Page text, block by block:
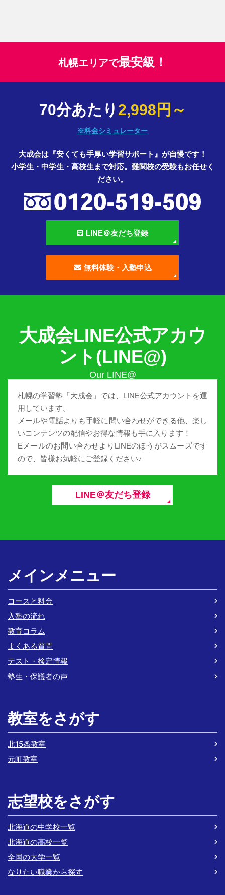
札幌エリアで最安級！
70分あたり 2,998円～
※料金シミュレーター
大成会は『安くても手厚い学習サポート』が自慢です！
小学生・中学生・高校生まで対応。難関校の受験もお任せく
ださい。
LINE＠友だち登録
無料体験・入塾申込
大成会LINE公式アカウ
ント(LINE@)
札幌の学習塾「大成会」では、LINE公式アカウントを運
用しています。
メールや電話よりも手軽に問い合わせができる他、楽し
いコンテンツの配信やお得な情報も手に入ります！
Eメールのお問い合わせよりLINEのほうがスムーズです
ので、皆様お気軽にご登録ください♪
LINE＠友だち登録
メインメニュー
コースと料金
入塾の流れ
教育コラム
よくある質問
テスト・検定情報
塾生・保護者の声
教室をさがす
北15条教室
元町教室
志望校をさがす
北海道の中学校一覧
北海道の高校一覧
全国の大学一覧
なりたい職業から探す